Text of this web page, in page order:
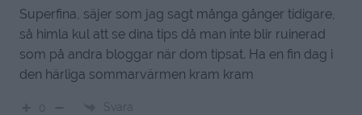
Superfina, säjer som jag sagt många gånger tidigare,
så himla kul att se dina tips då man inte blir ruinerad
som på andra bloggar när dom tipsat. Ha en fin dag i
den härliga sommarvärmen kram kram
Svara